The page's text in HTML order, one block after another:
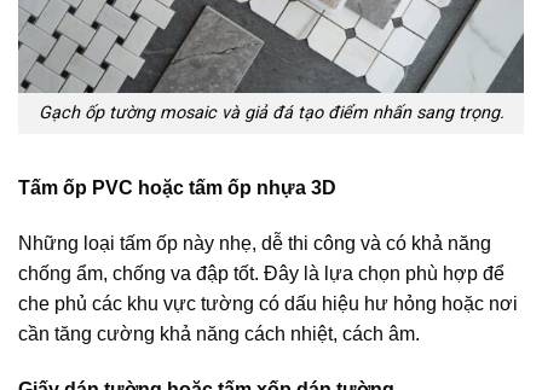
Gạch ốp tường mosaic và giả đá tạo điểm nhấn sang trọng.
Tấm ốp PVC hoặc tấm ốp nhựa 3D
Những loại tấm ốp này nhẹ, dễ thi công và có khả năng
chống ẩm, chống va đập tốt. Đây là lựa chọn phù hợp để
che phủ các khu vực tường có dấu hiệu hư hỏng hoặc nơi
cần tăng cường khả năng cách nhiệt, cách âm.